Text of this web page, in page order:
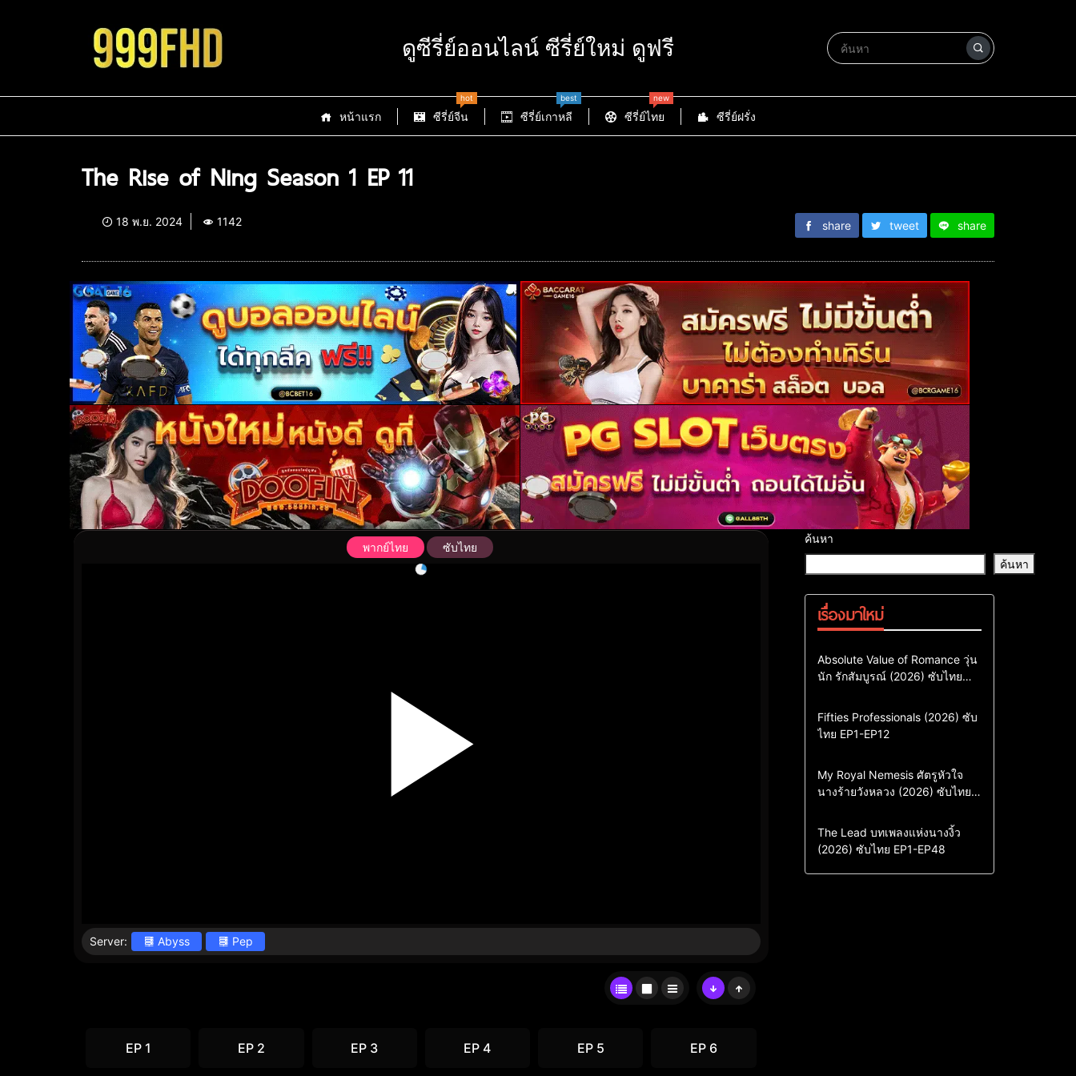
ดูซีรี่ย์ออนไลน์ ซีรี่ย์ใหม่ ดูฟรี
หน้าแรก ซีรี่ย์จีน
hot
ซีรี่ย์เกาหลี
best
ซีรี่ย์ไทย
new
ซีรี่ย์ฝรั่ง
The Rise of Ning Season 1 EP 11
18 พ.ย. 2024 1142 share tweet share
พากย์ไทย ซับไทย
Server: Abyss Pep
EP 1 EP 2 EP 3 EP 4 EP 5 EP 6
ค้นหา
ค้นหา
เรื่องมาใหม่
Comedy Drama
ซีรี่ย์เกาหลี
ซีรี่ย์เกาหลีซับไทย
Absolute Value of Romance วุ่น
นัก รักสัมบูรณ์ (2026) ซับไทย
Action & Adventure
Comedy
Drama
ซีรี่ย์เกาหลี
Fifties Professionals (2026) ซับ
ไทย EP1-EP12
Comedy
Drama
Sci-Fi & Fantasy
ซีรี่ย์เกาหลี
My Royal Nemesis ศัตรูหัวใจ
นางร้ายวังหลวง (2026) ซับไทย
Drama
ซีรี่ย์จีน
ซีรี่ย์จีนซับไทย
The Lead บทเพลงแห่งนางงิ้ว
(2026) ซับไทย EP1-EP48